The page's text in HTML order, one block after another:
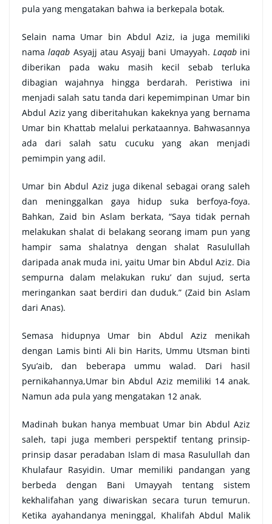
pula yang mengatakan bahwa ia berkepala botak.
Selain nama Umar bin Abdul Aziz, ia juga memiliki
namalaqab Asyajj atau Asyajj bani Umayyah. Laqabini
diberikan pada waku masih kecil sebab terluka
dibagian wajahnya hingga berdarah. Peristiwa ini
menjadi salah satu tanda dari kepemimpinan Umar bin
Abdul Aziz yang diberitahukan kakeknya yang bernama
Umar bin Khattab melalui perkataannya. Bahwasannya
ada dari salah satu cucuku yang akan menjadi
pemimpin yang adil.
Umar bin Abdul Aziz juga dikenal sebagai orang saleh
dan meninggalkan gaya hidup suka berfoya-foya.
Bahkan, Zaid bin Aslam berkata, “Saya tidak pernah
melakukan shalat di belakang seorang imam pun yang
hampir sama shalatnya dengan shalat Rasulullah
daripada anak muda ini, yaitu Umar bin Abdul Aziz. Dia
sempurna dalam melakukan ruku’ dan sujud, serta
meringankan saat berdiri dan duduk.” (Zaid bin Aslam
dari Anas).
Semasa hidupnya Umar bin Abdul Aziz menikah
dengan Lamis binti Ali bin Harits, Ummu Utsman binti
Syu’aib, dan beberapa ummu walad. Dari hasil
pernikahannya,Umar bin Abdul Aziz memiliki 14 anak.
Namun ada pula yang mengatakan 12 anak.
Madinah bukan hanya membuat Umar bin Abdul Aziz
saleh, tapi juga memberi perspektif tentang prinsip-
prinsip dasar peradaban Islam di masa Rasulullah dan
Khulafaur Rasyidin. Umar memiliki pandangan yang
berbeda dengan Bani Umayyah tentang sistem
kekhalifahan yang diwariskan secara turun temurun.
Ketika ayahandanya meninggal, Khalifah Abdul Malik